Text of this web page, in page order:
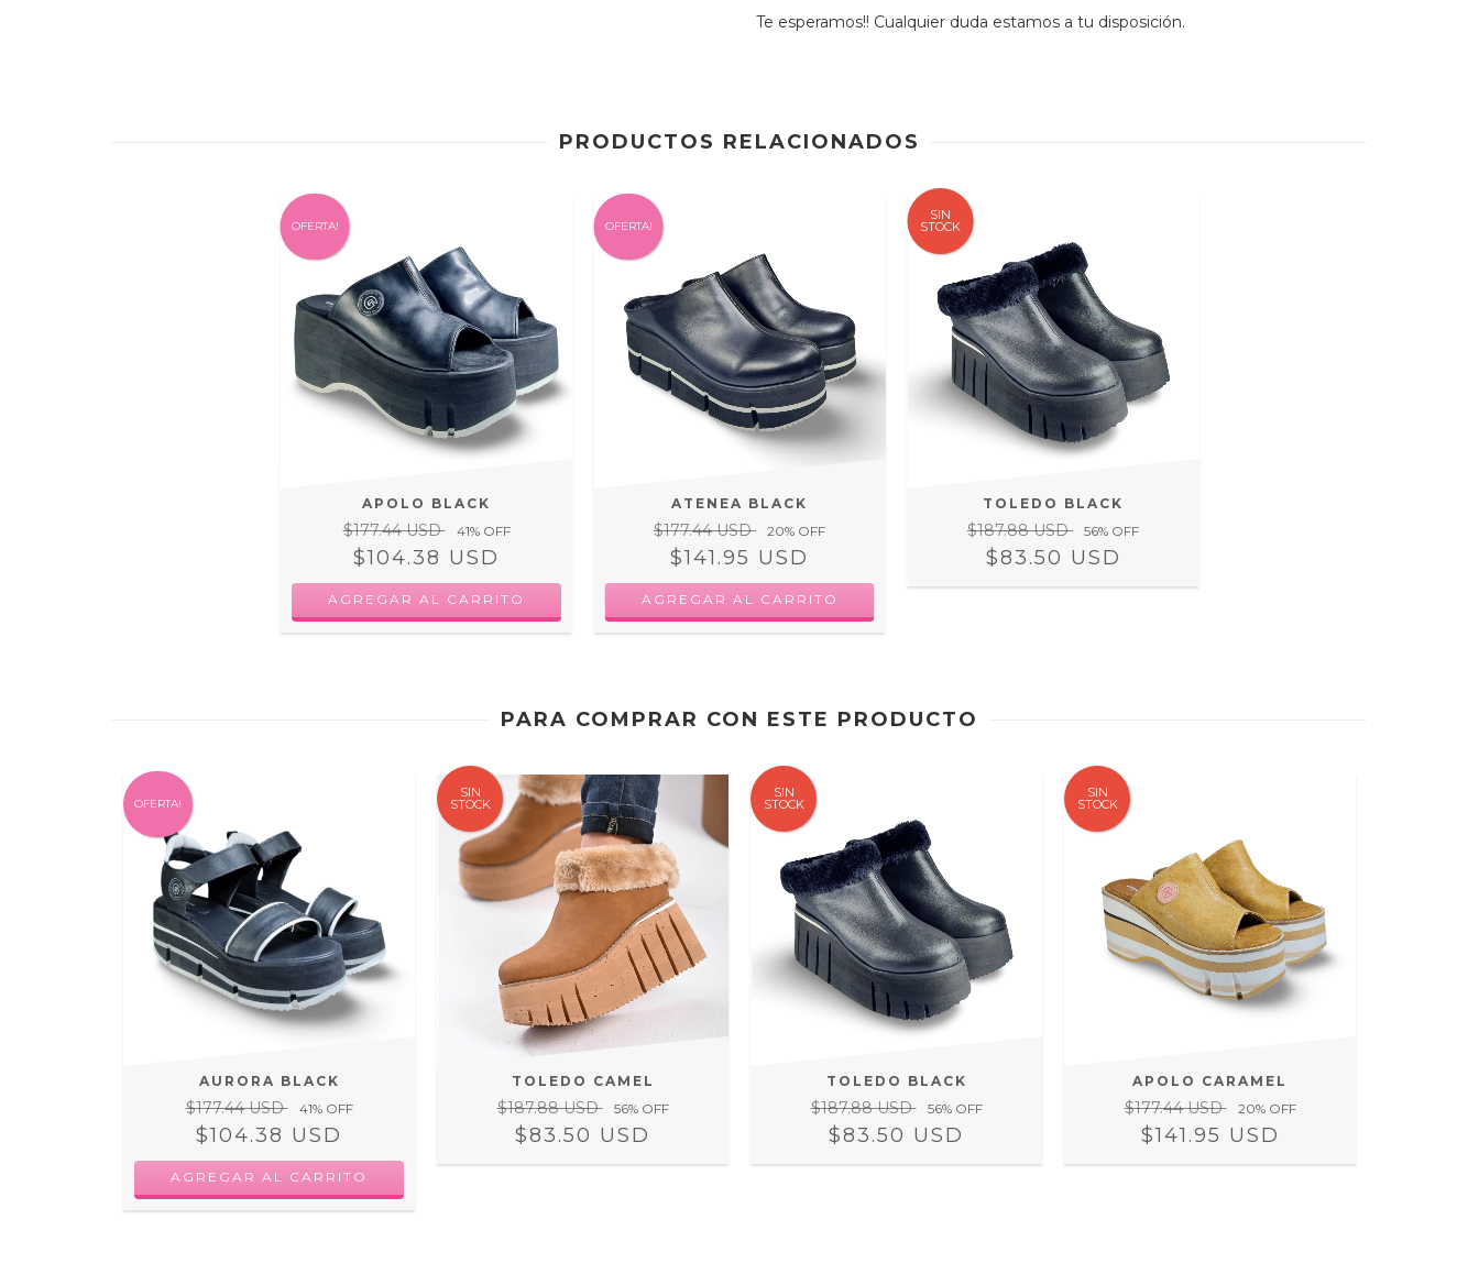
Te esperamos!! Cualquier duda estamos a tu disposición.
PRODUCTOS RELACIONADOS
OFERTA!
APOLO BLACK
$177.44 USD 41% OFF
$104.38 USD
AGREGAR AL CARRITO
OFERTA!
ATENEA BLACK
$177.44 USD 20% OFF
$141.95 USD
AGREGAR AL CARRITO
SIN
STOCK
TOLEDO BLACK
$187.88 USD 56% OFF
$83.50 USD
PARA COMPRAR CON ESTE PRODUCTO
OFERTA!
AURORA BLACK
$177.44 USD 41% OFF
$104.38 USD
AGREGAR AL CARRITO
SIN
STOCK
TOLEDO CAMEL
$187.88 USD 56% OFF
$83.50 USD
SIN
STOCK
TOLEDO BLACK
$187.88 USD 56% OFF
$83.50 USD
SIN
STOCK
APOLO CARAMEL
$177.44 USD 20% OFF
$141.95 USD